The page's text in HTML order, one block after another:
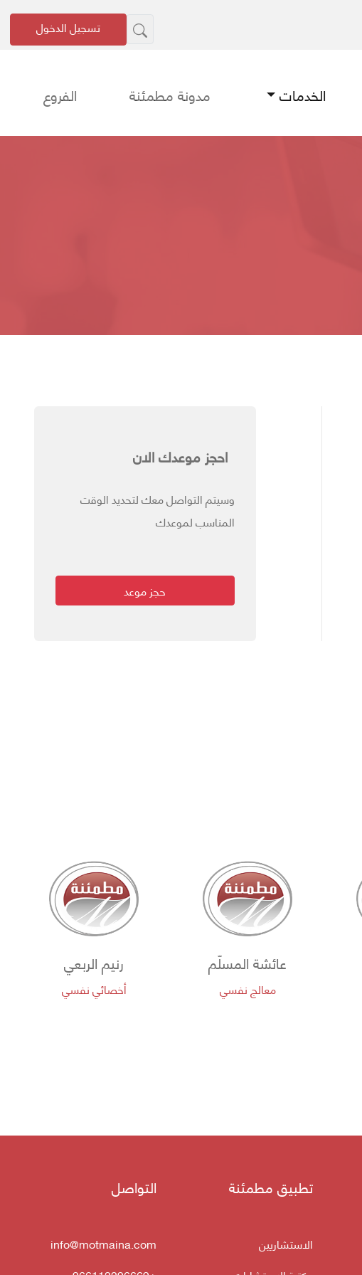
تسجيل الدخول
الخدمات مدونة مطمئنة الفروع
احجز موعدك الان
وسيتم التواصل معك لتحديد الوقت
المناسب لموعدك
حجز موعد
عائشة المسلّم
معالج نفسي
رنيم الربعي
أخصائي نفسي
تطبيق مطمئنة
الاستشاريين
التواصل
info@motmaina.com